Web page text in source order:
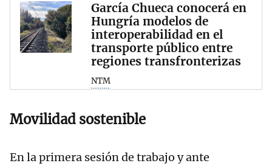
García Chueca conocerá en
Hungría modelos de
interoperabilidad en el
transporte público entre
regiones transfronterizas
NTM
Movilidad sostenible
En la primera sesión de trabajo y ante